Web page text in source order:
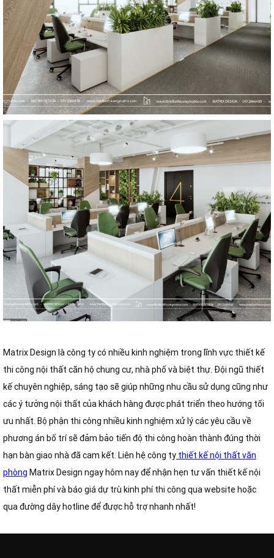
Matrix Design là công ty có nhiều kinh nghiệm trong lĩnh vực thiết kế
thi công nội thất căn hộ chung cư, nhà phố và biệt thự. Đội ngũ thiết
kế chuyên nghiệp, sáng tạo sẽ giúp những nhu cầu sử dụng cũng như
các ý tưởng nội thất của khách hàng được phát triển theo hướng tối
ưu nhất. Bộ phận thi công nhiều kinh nghiệm xử lý các yêu cầu về
phương án bố trí sẽ đảm bảo tiến độ thi công hoàn thành đúng thời
hạn bàn giao nhà đã cam kết. Liên hệ công ty thiết kế nội thất văn
phòng Matrix Design ngay hôm nay để nhận hẹn tư vấn thiết kế nội
thất miễn phí và báo giá dự trù kinh phí thi công qua website hoặc
qua đường dây hotline để được hỗ trợ nhanh nhất!